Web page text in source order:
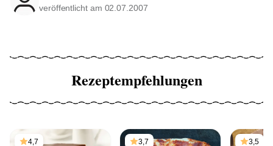
veröffentlicht am 02.07.2007
Rezeptempfehlungen
4,7 3,7 3,5